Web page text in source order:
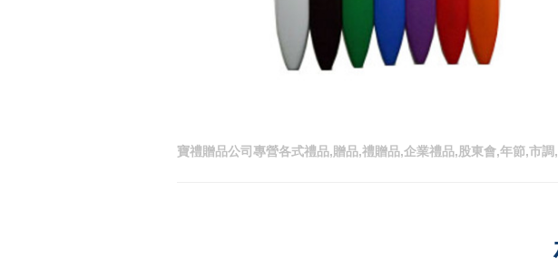
寶禮贈品公司專營各式禮品,贈品,禮贈品,企業禮品,股東會,年節,市